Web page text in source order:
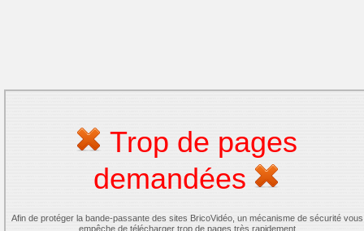
Trop de pages
demandées
Afin de protéger la bande-passante des sites BricoVidéo, un mécanisme de sécurité vous
empêche de télécharger trop de pages très rapidement